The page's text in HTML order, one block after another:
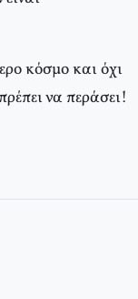
κόσμο και όχι
να περάσει!